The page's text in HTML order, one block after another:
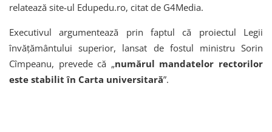
relatează site-ul Edupedu.ro, citat de G4Media.
Executivul argumentează prin faptul că proiectul Legii
învățământului superior, lansat de fostul ministru Sorin
Cîmpeanu, prevede că „numărul mandatelor rectorilor
este stabilit în Carta universitară”.